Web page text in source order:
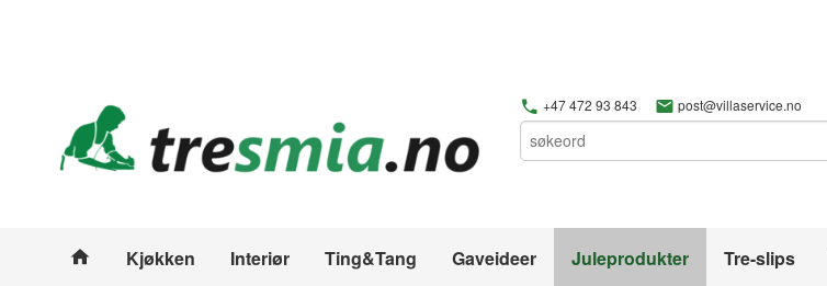
+47 472 93 843 post@villaservice.no
Produkter
Kjøkken Interiør Ting&Tang Gaveideer Juleprodukter Tre-slips